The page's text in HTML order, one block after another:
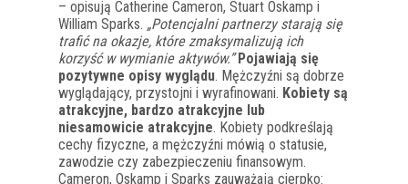
– opisują Catherine Cameron, Stuart Oskamp i
William Sparks. „Potencjalni partnerzy starają się
trafić na okazje, które zmaksymalizują ich
korzyść w wymianie aktywów.” Pojawiają się
pozytywne opisy wyglądu. Mężczyźni są dobrze
wyglądający, przystojni i wyrafinowani. Kobiety są
atrakcyjne, bardzo atrakcyjne lub
niesamowicie atrakcyjne. Kobiety podkreślają
cechy fizyczne, a mężczyźni mówią o statusie,
zawodzie czy zabezpieczeniu finansowym.
Cameron, Oskamp i Sparks zauważają cierpko: